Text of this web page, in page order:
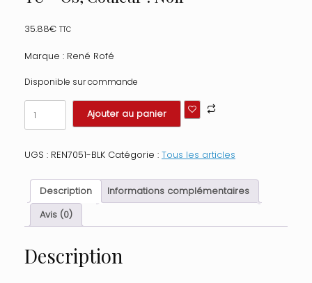
35.88€ TTC
Marque : René Rofé
Disponible sur commande
quantité
de
Combinaison
sur
jambe
et
ouverte
sur
côtés
Taille
Ajouter au panier
UGS : REN7051-BLK Catégorie : Tous les articles
Description
Informations complémentaires
Avis (0)
Description